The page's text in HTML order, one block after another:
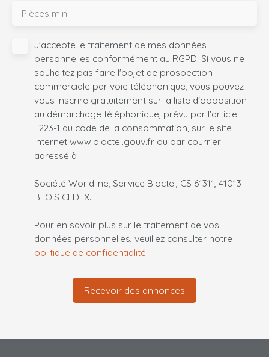
Pièces min
J'accepte le traitement de mes données
personnelles conformément au RGPD. Si vous ne
souhaitez pas faire l'objet de prospection
commerciale par voie téléphonique, vous pouvez
vous inscrire gratuitement sur la liste d'opposition
au démarchage téléphonique, prévu par l'article
L223-1 du code de la consommation, sur le site
Internet www.bloctel.gouv.fr ou par courrier
adressé à :
Société Worldline, Service Bloctel, CS 61311, 41013
BLOIS CEDEX.
Pour en savoir plus sur le traitement de vos
données personnelles, veuillez consulter notre
politique de confidentialité.
Recevoir des annonces